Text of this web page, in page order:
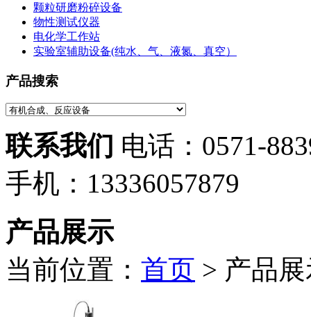
颗粒研磨粉碎设备
物性测试仪器
电化学工作站
实验室辅助设备(纯水、气、液氮、真空）
产品搜索
联系我们 电话：0571-
手机：13336057879
产品展示
当前位置： 首页 > 产品